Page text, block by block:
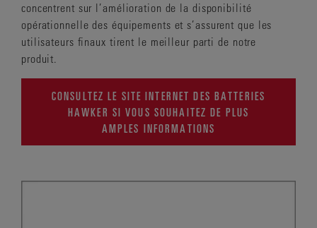
concentrent sur l’amélioration de la disponibilité
opérationnelle des équipements et s’assurent que les
utilisateurs finaux tirent le meilleur parti de notre
produit.
CONSULTEZ LE SITE INTERNET DES BATTERIES
HAWKER SI VOUS SOUHAITEZ DE PLUS
AMPLES INFORMATIONS